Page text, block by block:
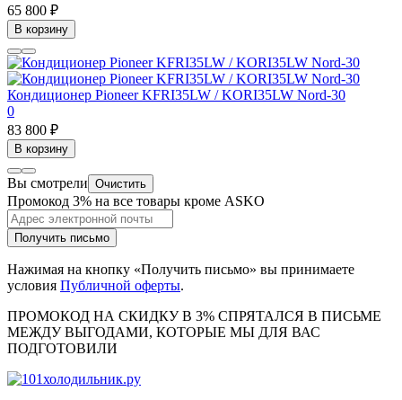
65 800 ₽
В корзину
Кондиционер Pioneer KFRI35LW / KORI35LW Nord-30
0
83 800 ₽
В корзину
Вы смотрели Очистить
Промокод 3% на все товары кроме ASKO
Получить письмо
Нажимая на кнопку «Получить письмо» вы принимаете
условия Публичной оферты.
ПРОМОКОД НА СКИДКУ В 3% СПРЯТАЛСЯ В ПИCЬМЕ
МЕЖДУ ВЫГОДАМИ, КОТОРЫЕ МЫ ДЛЯ ВАС
ПОДГОТОВИЛИ